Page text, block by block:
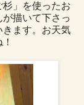
」を使ったお
描いて下さっ
きます。お天気